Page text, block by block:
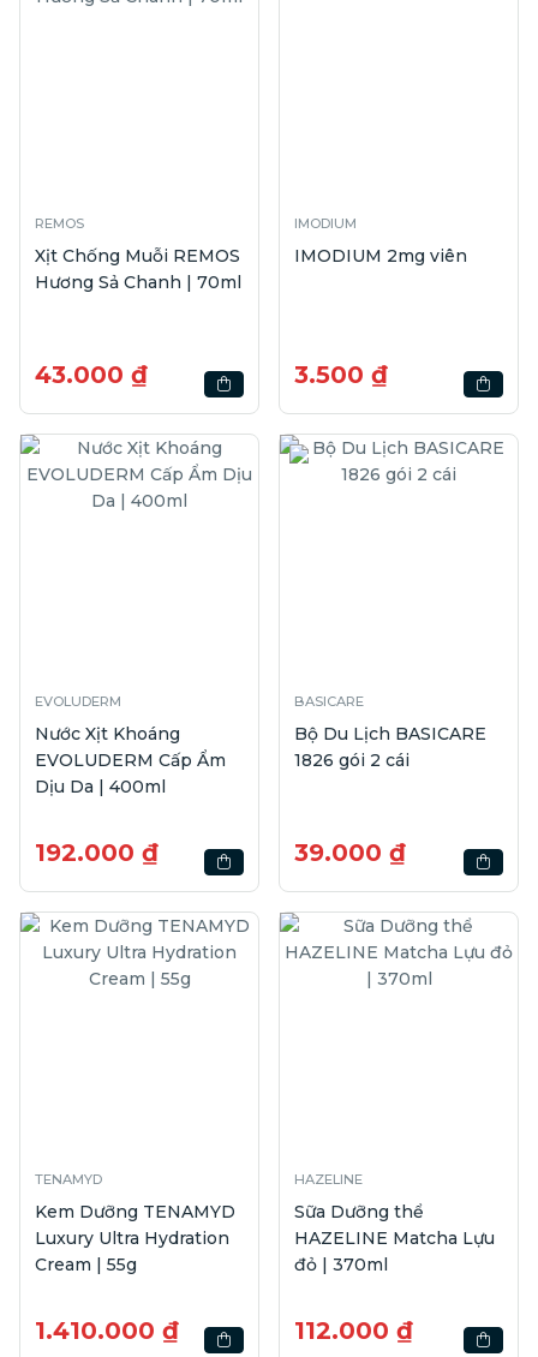
REMOS
Xịt Chống Muỗi REMOS
Hương Sả Chanh | 70ml
43.000 ₫
IMODIUM
IMODIUM 2mg viên
3.500 ₫
EVOLUDERM
Nước Xịt Khoáng
EVOLUDERM Cấp Ẩm
Dịu Da | 400ml
192.000 ₫
BASICARE
Bộ Du Lịch BASICARE
1826 gói 2 cái
39.000 ₫
TENAMYD
Kem Dưỡng TENAMYD
Luxury Ultra Hydration
Cream | 55g
1.410.000 ₫
HAZELINE
Sữa Dưỡng thể
HAZELINE Matcha Lựu
đỏ | 370ml
112.000 ₫